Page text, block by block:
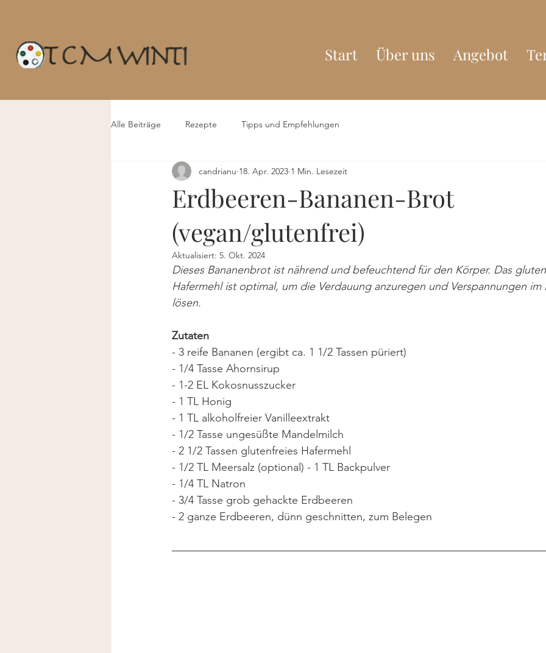
Start Über uns Angebot
Alle Beiträge Rezepte Tipps und Empfehlungen
Erdbeeren-Bananen-Brot
(vegan/glutenfrei)
candrianu 18. Apr. 2023 1 Min. Lesezeit
Aktualisiert: 5. Okt. 2024
Dieses Bananenbrot ist nährend und befeuchtend für den Körper. Das
Hafermehl ist optimal, um die Verdauung anzuregen und Verspannungen im
lösen.
Zutaten
- 3 reife Bananen (ergibt ca. 1 1/2 Tassen püriert)
- 1/4 Tasse Ahornsirup
- 1-2 EL Kokosnusszucker
- 1 TL Honig
- 1 TL alkoholfreier Vanilleextrakt
- 1/2 Tasse ungesüßte Mandelmilch
- 2 1/2 Tassen glutenfreies Hafermehl
- 1/2 TL Meersalz (optional) - 1 TL Backpulver
- 1/4 TL Natron
- 3/4 Tasse grob gehackte Erdbeeren
- 2 ganze Erdbeeren, dünn geschnitten, zum Belegen